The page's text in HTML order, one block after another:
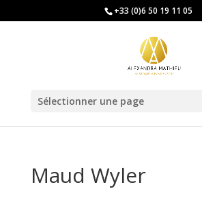
+33 (0)6 50 19 11 05
Sélectionner une page
Maud Wyler